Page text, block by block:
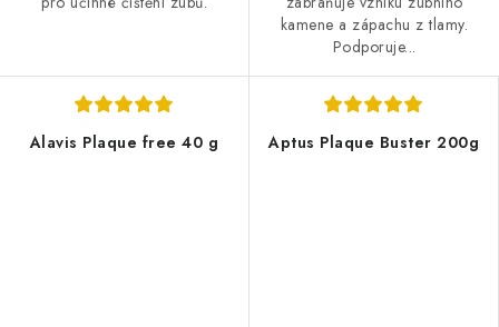
kamene a zápachu z tlamy.
Podporuje...
Alavis Plaque free 40 g Aptus Plaque Buster 200g